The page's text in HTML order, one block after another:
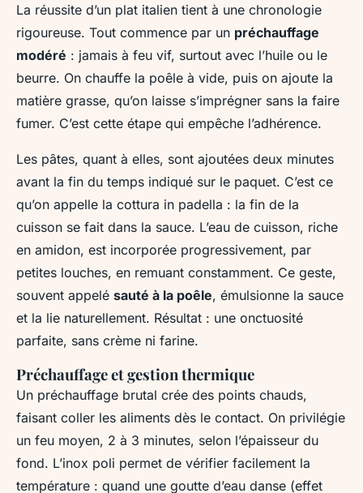
La réussite d’un plat italien tient à une chronologie
rigoureuse. Tout commence par un préchauffage
modéré : jamais à feu vif, surtout avec l’huile ou le
beurre. On chauffe la poêle à vide, puis on ajoute la
matière grasse, qu’on laisse s’imprégner sans la faire
fumer. C’est cette étape qui empêche l’adhérence.
Les pâtes, quant à elles, sont ajoutées deux minutes
avant la fin du temps indiqué sur le paquet. C’est ce
qu’on appelle la cottura in padella : la fin de la
cuisson se fait dans la sauce. L’eau de cuisson, riche
en amidon, est incorporée progressivement, par
petites louches, en remuant constamment. Ce geste,
souvent appelé sauté à la poêle, émulsionne la sauce
et la lie naturellement. Résultat : une onctuosité
parfaite, sans crème ni farine.
Préchauffage et gestion thermique
Un préchauffage brutal crée des points chauds,
faisant coller les aliments dès le contact. On privilégie
un feu moyen, 2 à 3 minutes, selon l’épaisseur du
fond. L’inox poli permet de vérifier facilement la
température : quand une goutte d’eau danse (effet